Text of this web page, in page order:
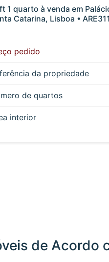
1 quarto à venda em
Catarina, Lisboa •
pedido
da propriedade
de quartos
interior
de Acordo